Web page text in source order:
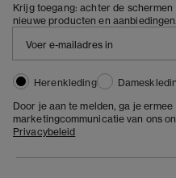
Krijg toegang: achter de
nieuwe producten en aanbiedingen.
Herenkleding
Door je aan te melden, ga je
marketingcommunicatie van ons
Privacybeleid